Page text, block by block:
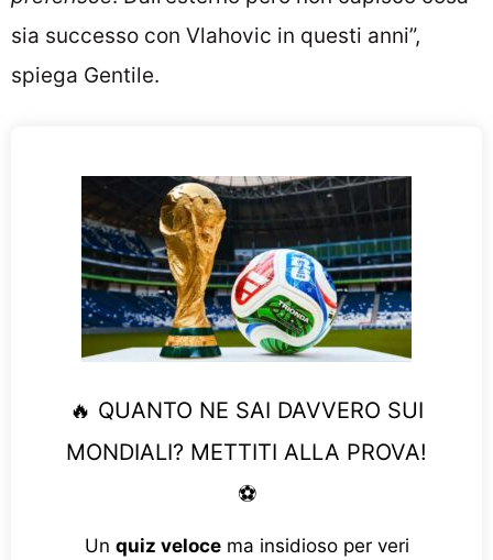
sia successo con Vlahovic in questi anni”,
spiega Gentile.
🔥 QUANTO NE SAI DAVVERO SUI
MONDIALI? METTITI ALLA PROVA!
⚽
Un quiz velocema insidioso per veri